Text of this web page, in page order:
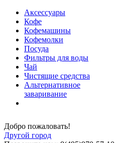
Аксессуары
Кофе
Кофемашины
Кофемолки
Посуда
Фильтры для воды
Чай
Чистящие средства
Альтернативное
заваривание
Добро пожаловать!
Другой город